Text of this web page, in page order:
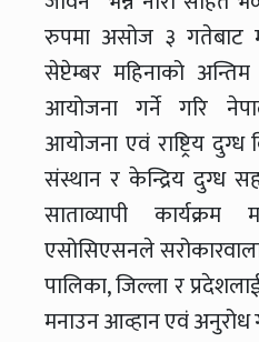
रुपमा असोज ३
सेप्टेम्बर महिनाको
आयोजना गर्ने गरि
आयोजना एवं राष्ट्रिय
संस्थान र केन्द्रिय दुग्ध
साताव्यापी
एसोसिएसनले
पालिका, जिल्ला र
मनाउन आव्हान एवं अनुरोध